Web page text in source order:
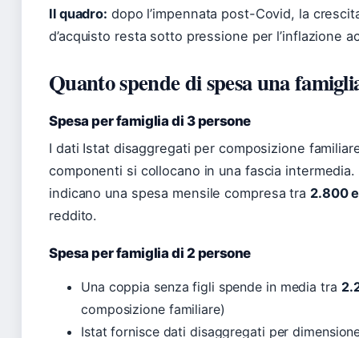
Il quadro: dopo l’impennata post-Covid, la
d’acquisto resta sotto pressione per l’inflazione
Quanto spende di spesa una
Spesa per famiglia di 3 persone
I dati Istat disaggregati per composizione
componenti si collocano in una fascia
indicano una spesa mensile compresa tra 2.800
reddito.
Spesa per famiglia di 2 persone
Una coppia senza figli spende in media tra
composizione familiare)
Istat fornisce dati disaggregati per